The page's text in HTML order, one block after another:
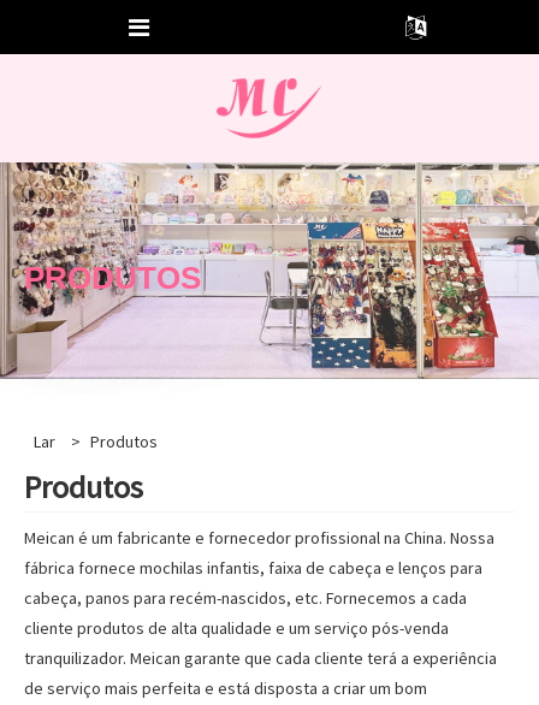
PRODUTOS
Lar > Produtos
Produtos
Meican é um fabricante e fornecedor profissional na China. Nossa
fábrica fornece mochilas infantis, faixa de cabeça e lenços para
cabeça, panos para recém-nascidos, etc. Fornecemos a cada
cliente produtos de alta qualidade e um serviço pós-venda
tranquilizador. Meican garante que cada cliente terá a experiência
de serviço mais perfeita e está disposta a criar um bom